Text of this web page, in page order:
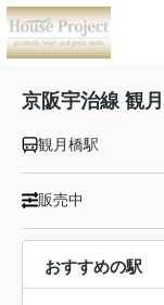
京阪宇治線 観
観月橋駅
販売中
おすすめの駅